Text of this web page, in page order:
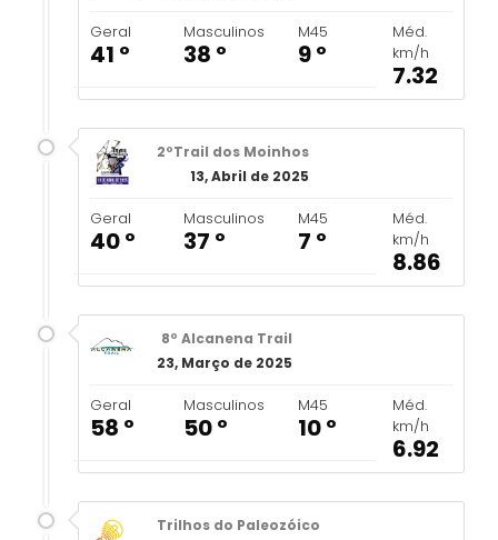
Geral
41 º
Masculinos
38 º
M45
9 º
Méd.
km/h
7.32
2ºTrail dos Moinhos
13, Abril de 2025
Geral
40 º
Masculinos
37 º
M45
7 º
Méd.
km/h
8.86
8º Alcanena Trail
23, Março de 2025
Geral
58 º
Masculinos
50 º
M45
10 º
Méd.
km/h
6.92
Trilhos do Paleozóico